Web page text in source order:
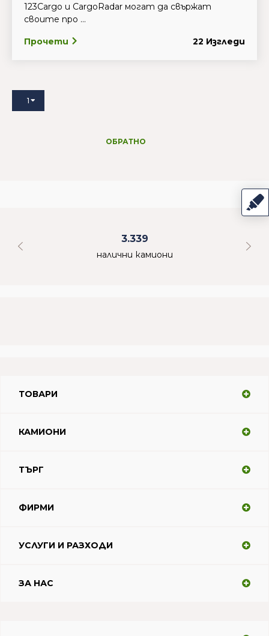
123Cargo и CargoRadar могат да свържат
своите про ...
Прочети 22 Изгледи
1
ОБРАТНО
3.339
налични камиони
ТОВАРИ
КАМИОНИ
ТЪРГ
ФИРМИ
УСЛУГИ И РАЗХОДИ
ЗА НАС